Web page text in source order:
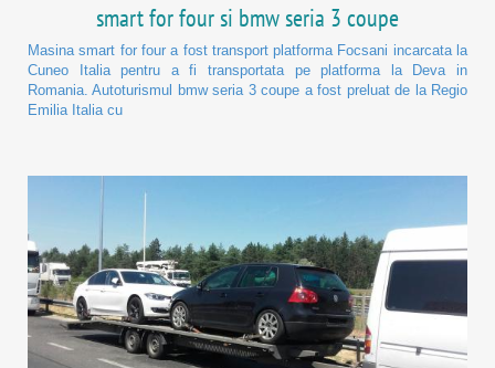
smart for four si bmw seria 3 coupe
Masina smart for four a fost transport platforma Focsani incarcata la
Cuneo Italia pentru a fi transportata pe platforma la Deva in
Romania. Autoturismul bmw seria 3 coupe a fost preluat de la Regio
Emilia Italia cu